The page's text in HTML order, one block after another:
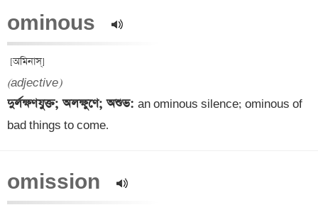
ominous
(adjective)
দুর্লক্ষণযুক্ত; অলক্ষুণে; অশুভ: an ominous silence; ominous of
omission